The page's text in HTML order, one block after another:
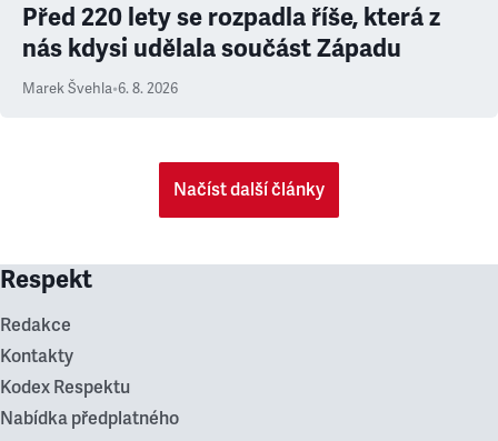
Před 220 lety se rozpadla říše, která z
nás kdysi udělala součást Západu
Marek Švehla•6. 8. 2026
Načíst další články
Respekt
Redakce
Kontakty
Kodex Respektu
Nabídka předplatného